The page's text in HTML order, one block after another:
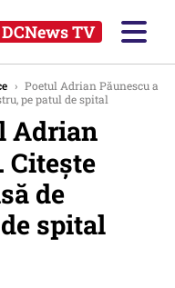
DCNews TV
› Poetul Adrian Păunescu a
pe patul de spital
Adrian
Citeşte
de
spital